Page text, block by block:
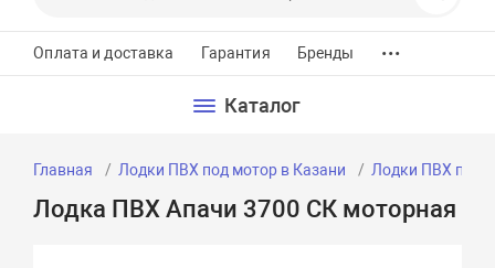
Оплата и доставка Гарантия Бренды ...
Каталог
Главная Лодки ПВХ под мотор в Казани Лодки ПВХ под
Лодка ПВХ Апачи 3700 СК моторная